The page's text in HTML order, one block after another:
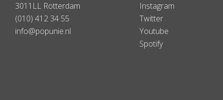
3011LL Rotterdam
(010) 412 34 55
info@popunie.nl
Instagram
Twitter
Youtube
Spotify